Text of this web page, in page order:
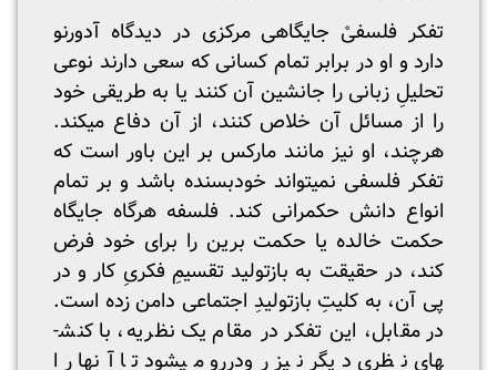
تفکر فلسفیْ جایگاهی مرکزی در دیدگاه آدورنو
دارد و او در برابر تمام کسانی که سعی دارند نوعی
تحلیلِ زبانی را جانشین آن کنند یا به طریقی خود
را از مسائل آن خلاص کنند، از آن دفاع می­کند.
هرچند، او نیز مانند مارکس بر این باور است که
تفکر فلسفی نمی­تواند خودبسنده باشد و بر تمام
انواع دانش حکمرانی کند. فلسفه هرگاه جایگاه
حکمت خالده یا حکمت برین را برای خود فرض
کند، در حقیقت به بازتولید تقسیمِ فکریِ کار و در
پی آن، به کلیتِ بازتولیدِ اجتماعی دامن زده است.
در مقابل، این تفکر در مقام یک نظریه، با کنش­
های نظریِ دیگر نیز رودررو می­شود تا آنها را